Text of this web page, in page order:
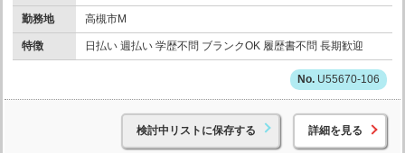
勤務地 高槻市M
特徴 日払い 週払い 学歴不問 ブランクOK 履歴書不問 長期歓迎
U55670-106
検討中リストに保存する 詳細を見る